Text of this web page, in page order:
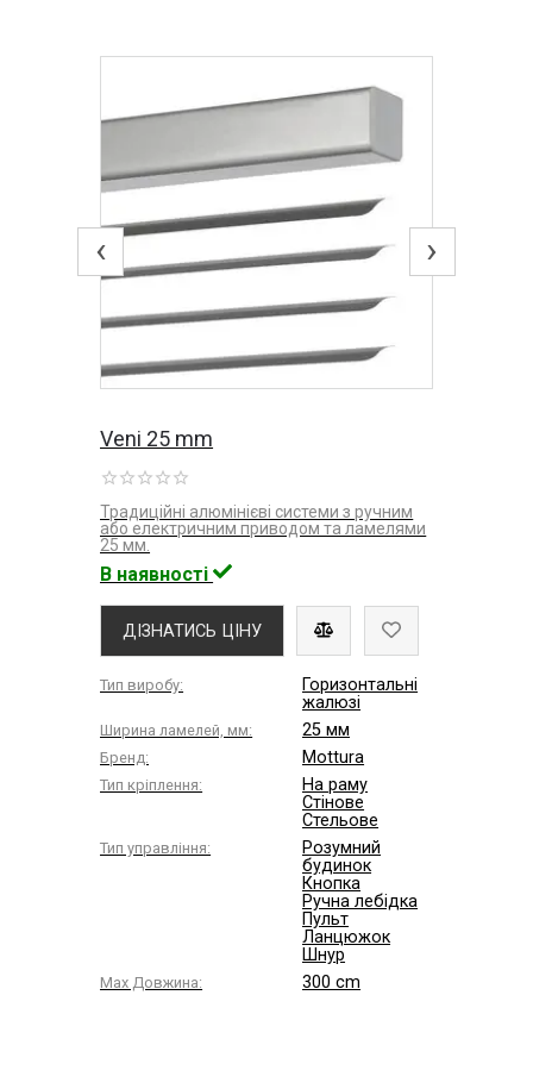
‹ ›
Veni 25 mm
Традиційні алюмінієві системи з ручним
або електричним приводом та ламелями
25 мм.
В наявності
ДІЗНАТИСЬ ЦІНУ
Тип виробу:
Горизонтальні
жалюзі
Ширина ламелей, мм: 25 мм
Бренд: Mottura
Тип кріплення:
На раму
Стінове
Стельове
Тип управління:
Розумний
будинок
Кнопка
Ручна лебідка
Пульт
Ланцюжок
Шнур
Max Довжина: 300 cm